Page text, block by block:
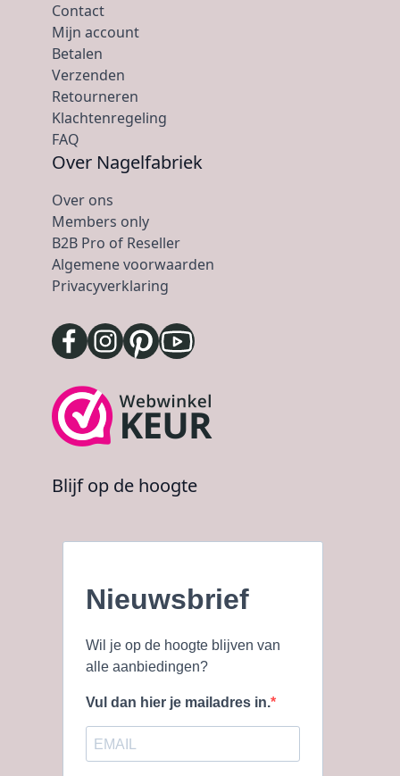
Contact
Mijn account
Betalen
Verzenden
Retourneren
Klachtenregeling
FAQ
Over Nagelfabriek
Over ons
Members only
B2B Pro of Reseller
Algemene voorwaarden
Privacyverklaring
Blijf op de hoogte
Nieuwsbrief
Wil je op de hoogte blijven van
alle aanbiedingen?
Vul dan hier je mailadres in.